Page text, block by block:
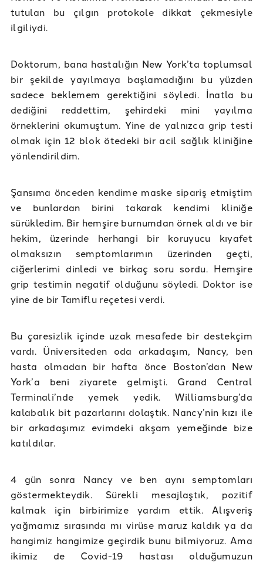
tutulan bu çılgın protokole dikkat çekmesiyle
ilgiliydi.
Doktorum, bana hastalığın New York’ta toplumsal
bir şekilde yayılmaya başlamadığını bu yüzden
sadece beklemem gerektiğini söyledi. İnatla bu
dediğini reddettim, şehirdeki mini yayılma
örneklerini okumuştum. Yine de yalnızca grip testi
olmak için 12 blok ötedeki bir acil sağlık kliniğine
yönlendirildim.
Şansıma önceden kendime maske sipariş etmiştim
ve bunlardan birini takarak kendimi kliniğe
sürükledim. Bir hemşire burnumdan örnek aldı ve bir
hekim, üzerinde herhangi bir koruyucu kıyafet
olmaksızın semptomlarımın üzerinden geçti,
ciğerlerimi dinledi ve birkaç soru sordu. Hemşire
grip testimin negatif olduğunu söyledi. Doktor ise
yine de bir Tamiflu reçetesi verdi.
Bu çaresizlik içinde uzak mesafede bir destekçim
vardı. Üniversiteden oda arkadaşım, Nancy, ben
hasta olmadan bir hafta önce Boston’dan New
York’a beni ziyarete gelmişti. Grand Central
Terminali’nde yemek yedik. Williamsburg’da
kalabalık bit pazarlarını dolaştık. Nancy’nin kızı ile
bir arkadaşımız evimdeki akşam yemeğinde bize
katıldılar.
4 gün sonra Nancy ve ben aynı semptomları
göstermekteydik. Sürekli mesajlaştık, pozitif
kalmak için birbirimize yardım ettik. Alışveriş
yağmamız sırasında mı virüse maruz kaldık ya da
hangimiz hangimize geçirdik bunu bilmiyoruz. Ama
ikimiz de Covid-19 hastası olduğumuzun